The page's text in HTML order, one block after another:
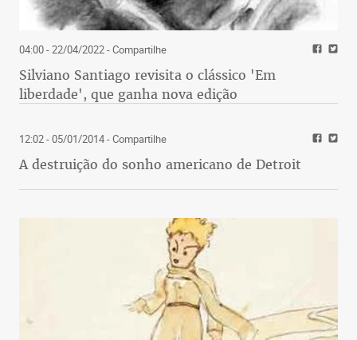
04:00 - 22/04/2022- Compartilhe
Silviano Santiago revisita o clássico 'Em
liberdade', que ganha nova edição
12:02 - 05/01/2014- Compartilhe
A destruição do sonho americano de Detroit